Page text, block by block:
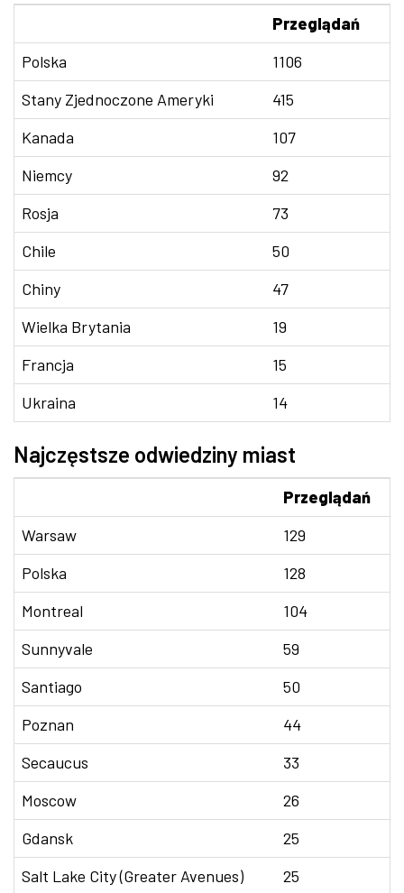
Przeglądań
Polska
1106
Stany Zjednoczone Ameryki
415
Kanada
107
Niemcy
92
Rosja
73
Chile
50
Chiny
47
Wielka Brytania
19
Francja
15
Ukraina
14
Najczęstsze odwiedziny miast
Przeglądań
Warsaw
129
Polska
128
Montreal
104
Sunnyvale
59
Santiago
50
Poznan
44
Secaucus
33
Moscow
26
Gdansk
25
Salt Lake City (Greater Avenues)
25